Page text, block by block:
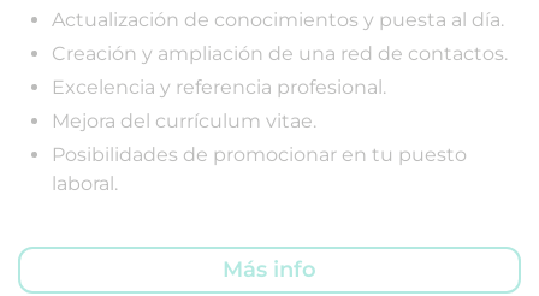
Actualización de conocimientos y puesta al día.
Creación y ampliación de una red de contactos.
Excelencia y referencia profesional.
Mejora del currículum vitae.
Posibilidades de promocionar en tu puesto
laboral.
Más info